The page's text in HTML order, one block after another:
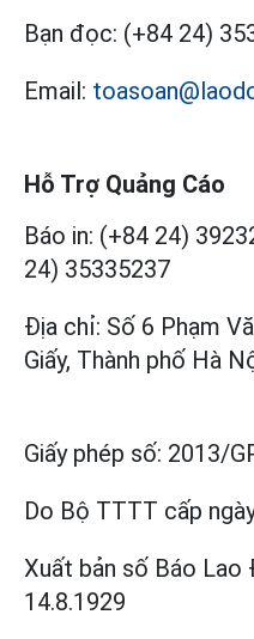
Bạn đọc: (+84 24)
Email:
Hỗ Trợ Quảng Cáo
Báo in: (+84 24)
24) 35335237
Địa chỉ: Số 6 Phạm
Giấy, Thành phố Hà
Giấy phép số: 2013/
Do Bộ TTTT cấp
Xuất bản số Báo Lao
14.8.1929